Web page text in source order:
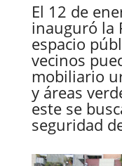
El 12 de
inauguró la
espacio
vecinos
mobiliario
y áreas
este se
seguridad